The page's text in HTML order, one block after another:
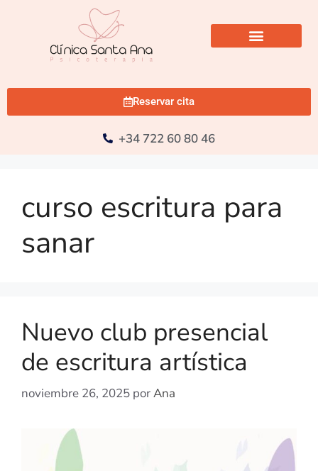
Reservar cita
+34 722 60 80 46
curso escritura para
sanar
Nuevo club presencial
de escritura artística
noviembre 26, 2025 porAna